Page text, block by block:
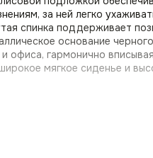
за ней легко
спинка поддерживает
основание
гармонично
мягкое сиденье и
и лаунж-зон.
материала стул станет